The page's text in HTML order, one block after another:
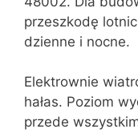
przeszkodę
dzienne i nocne.
Elektrownie
hałas. Poziom
przede